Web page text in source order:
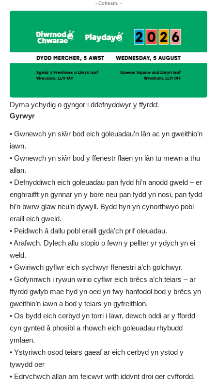
- Cofrestru -
Dyma ychydig o gyngor i ddefnyddwyr y ffyrdd:
Gyrwyr
• Gwnewch yn siŵr bod eich goleuadau’n lân ac yn gweithio’n
iawn.
• Gwnewch yn siŵr bod y ffenestr flaen yn lân tu mewn a thu
allan.
• Defnyddiwch eich goleuadau pan fydd hi’n anodd gweld – er
enghraifft yn gynnar yn y bore neu pan fydd yn nosi, pan fydd
hi’n bwrw glaw neu’n dywyll. Bydd hyn yn cynorthwyo pobl
eraill eich gweld.
• Peidiwch â dallu pobl eraill gyda’ch prif oleuadau.
• Arafwch. Dylech allu stopio o fewn y pellter yr ydych yn ei
weld.
• Gwiriwch gyflwr eich sychwyr ffenestri a’ch golchwyr.
• Gofynnwch i rywun wirio cyflwr eich brêcs a’ch teiars – ar
ffyrdd gwlyb mae hyd yn oed yn fwy hanfodol bod y brêcs yn
gweithio’n iawn a bod y teiars yn gyfreithlon.
• Os bydd eich cerbyd yn torri i lawr, dewch oddi ar y ffordd
cyn gynted â phosibl a rhowch eich goleuadau rhybudd
ymlaen.
• Ystyriwch osod teiars gaeaf ar eich cerbyd yn ystod y
tywydd oer
• Edrychwch allan am feicwyr wrth iddynt droi ger cyffordd.